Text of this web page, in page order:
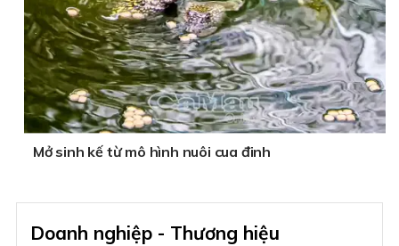
Mở sinh kế từ mô hình nuôi cua đinh
Doanh nghiệp - Thương hiệu